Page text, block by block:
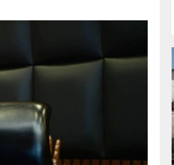
GÜNLÜK HABER AKIŞI
KIZ KUR’AN KURSU
DARENDE GEZISI.